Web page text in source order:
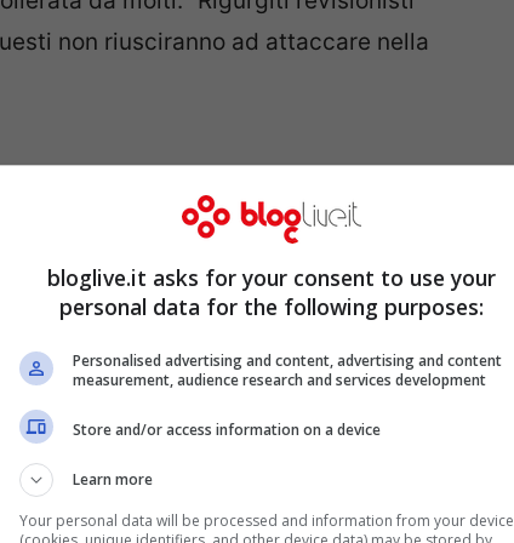
non riusciranno ad attaccare nella
si allarga anche ad altri candidati del
come tra questi ci siano: un condannato
bloglive.it asks for your consent to use your
personal data for the following purposes:
Personalised advertising and content, advertising and content
measurement, audience research and services development
Store and/or access information on a device
Learn more
Your personal data will be processed and information from your device